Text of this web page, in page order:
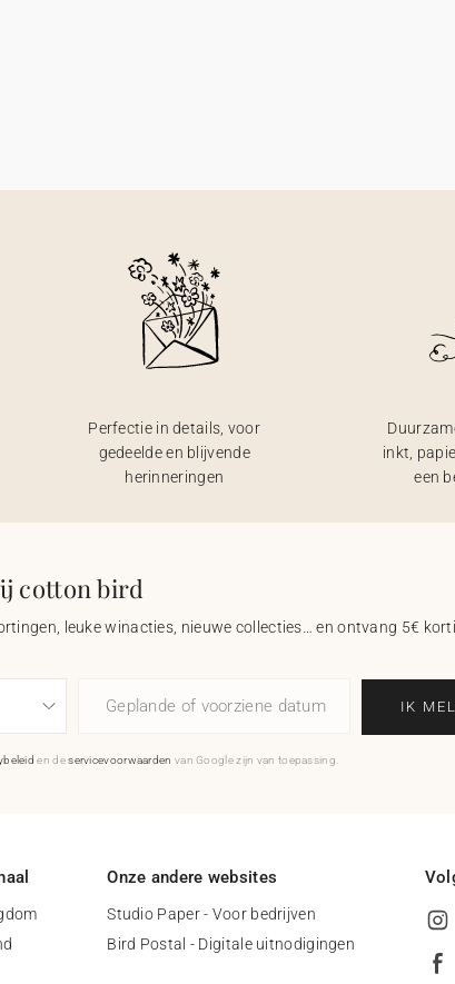
Perfectie in details, voor
gedeelde en blijvende
herinneringen
inkt,
een
cotton bird
leuke winacties, nieuwe collecties… en ontvang 5€
Geplande of voorziene datum IK
en deservicevoorwaarden van Google zijn van toepassing.
Onze andere websites
Studio Paper - Voor bedrijven
Bird Postal - Digitale uitnodigingen